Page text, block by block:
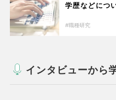
学歴などにつ
職種研究
インタビューから